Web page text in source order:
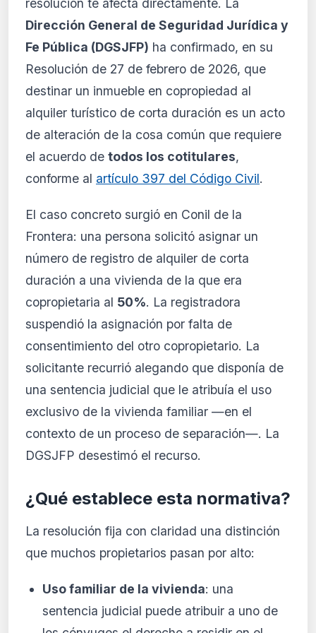
completo y recibe alertas personalizadas.
Ver planes
Crear mi cuenta
Desde 9,99 €/mes · Cancela cuando quieras
Dirección General de Seguridad Jurídica y
Fe Pública (DGSJFP) ha confirmado, en su
Resolución de 27 de febrero de 2026, que
destinar un inmueble en copropiedad al
alquiler turístico de corta duración es un acto
de alteración de la cosa común que requiere
el acuerdo de todos los cotitulares,
conforme al artículo 397 del Código Civil.
El caso concreto surgió en Conil de la
Frontera: una persona solicitó asignar un
número de registro de alquiler de corta
duración a una vivienda de la que era
copropietaria al 50%. La registradora
suspendió la asignación por falta de
consentimiento del otro copropietario. La
solicitante recurrió alegando que disponía de
una sentencia judicial que le atribuía el uso
exclusivo de la vivienda familiar —en el
contexto de un proceso de separación—. La
DGSJFP desestimó el recurso.
¿Qué establece esta normativa?
La resolución fija con claridad una distinción
que muchos propietarios pasan por alto:
Uso familiar de la vivienda: una
sentencia judicial puede atribuir a uno de